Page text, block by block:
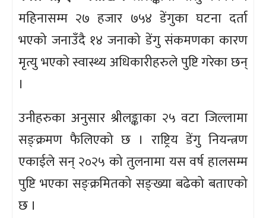
महिनासम्म २७ हजार ७५४ डेंगुका घटना दर्ता
भएको जनाउँदै १४ जनाको डेंगु संकमणका कारण
मृत्यु भएको स्वास्थ्य अधिकारीहरुले पुष्टि गरेका छन्
।
उनीहरुका अनुसार श्रीलङ्काका २५ वटा जिल्लामा
सङ्क्रमण फैलिएको छ । राष्ट्रिय डेंगु नियन्त्रण
एकाईले सन् २०२५ को तुलनामा यस वर्ष हालसम्म
पुष्टि भएका सङ्क्रमितको सङ्ख्या बढेको बताएको
छ ।